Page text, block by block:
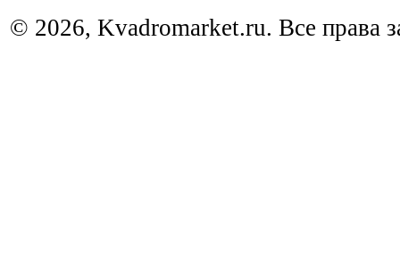
© 2026, Kvadromarket.ru. Все права